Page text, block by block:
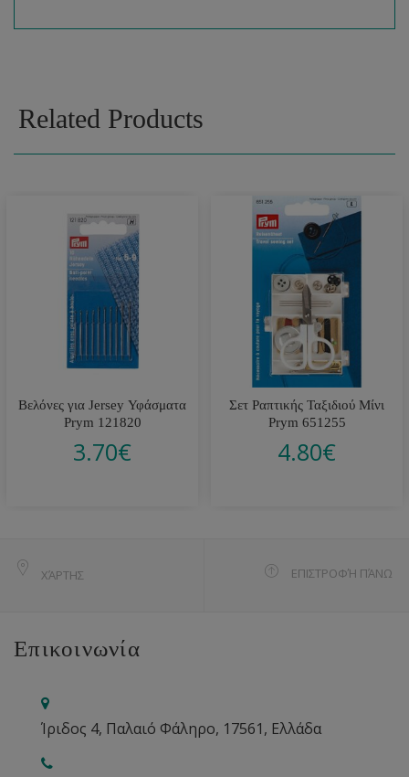
Related Products
Βελόνες για Jersey Υφάσματα
Prym 121820
3.70€
Σετ Ραπτικής Ταξιδιού Μίνι
Prym 651255
4.80€
ΧΆΡΤΗΣ ΕΠΙΣΤΡΟΦΉ ΠΆΝΩ
Επικοινωνία
Ίριδος 4, Παλαιό Φάληρο, 17561, Ελλάδα